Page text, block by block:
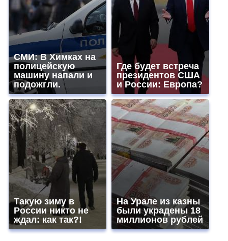
СМИ: В Химках на
полицейскую
машину напали и
подожгли.
Где будет встреча
президентов США
и России: Европа?
Такую зиму в
России никто не
ждал: как так?!
На Урале из казны
были украдены 18
миллионов рублей